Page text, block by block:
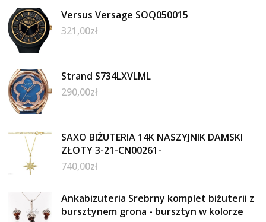
Versus Versage SOQ050015
321,00zł
Strand S734LXVLML
290,00zł
SAXO BIŻUTERIA 14K NASZYJNIK DAMSKI
ZŁOTY 3-21-CN00261-
740,00zł
Ankabizuteria Srebrny komplet biżuterii z
bursztynem grona - bursztyn w kolorze